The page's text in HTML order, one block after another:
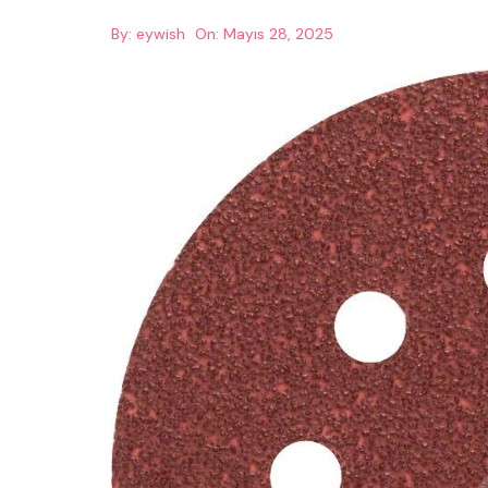
By: eywish On: Mayıs 28, 2025